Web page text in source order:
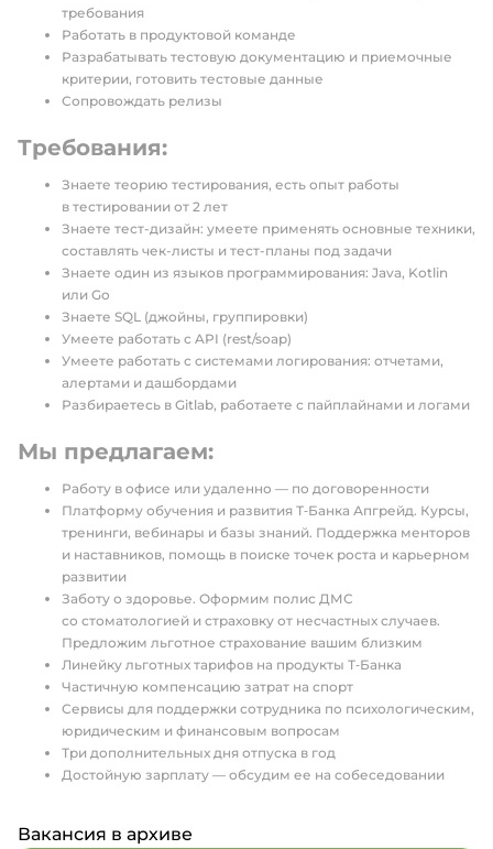
требования
Работать в продуктовой команде
Разрабатывать тестовую документацию и приемочные
критерии, готовить тестовые данные
Сопровождать релизы
Требования:
Знаете теорию тестирования, есть опыт работы
в тестировании от 2 лет
Знаете тест-дизайн: умеете применять основные техники,
составлять чек-листы и тест-планы под задачи
Знаете один из языков программирования: Java, Kotlin
или Go
Знаете SQL (джойны, группировки)
Умеете работать с API (rest/soap)
Умеете работать с системами логирования: отчетами,
алертами и дашбордами
Разбираетесь в Gitlab, работаете с пайплайнами и логами
Мы предлагаем:
Работу в офисе или удаленно — по договоренности
Платформу обучения и развития Т‑Банка Апгрейд. Курсы,
тренинги, вебинары и базы знаний. Поддержка менторов
и наставников, помощь в поиске точек роста и карьерном
развитии
Заботу о здоровье. Оформим полис ДМС
со стоматологией и страховку от несчастных случаев.
Предложим льготное страхование вашим близким
Линейку льготных тарифов на продукты Т‑Банка
Частичную компенсацию затрат на спорт
Сервисы для поддержки сотрудника по психологическим,
юридическим и финансовым вопросам
Три дополнительных дня отпуска в год
Достойную зарплату — обсудим ее на собеседовании
Вакансия в архиве